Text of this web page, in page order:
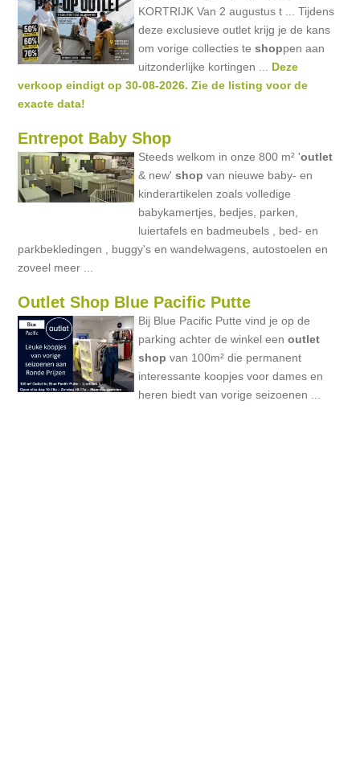
KORTRIJK Van 2 augustus t ... Tijdens
deze exclusieve outlet krijg je de kans
om vorige collecties teshoppen aan
uitzonderlijke kortingen ... Deze
verkoop eindigt op 30-08-2026. Zie de listing voor de
exacte data!
Entrepot Baby Shop
Steeds welkom in onze 800 m² 'outlet
& new'shop van nieuwe baby- en
kinderartikelen zoals volledige
babykamertjes, bedjes, parken,
luiertafels en badmeubels , bed- en
parkbekledingen , buggy's en wandelwagens, autostoelen en
zoveel meer ...
Outlet Shop Blue Pacific Putte
Bij Blue Pacific Putte vind je op de
parking achter de winkel eenoutlet
shop van 100m² die permanent
interessante koopjes voor dames en
heren biedt van vorige seizoenen ...